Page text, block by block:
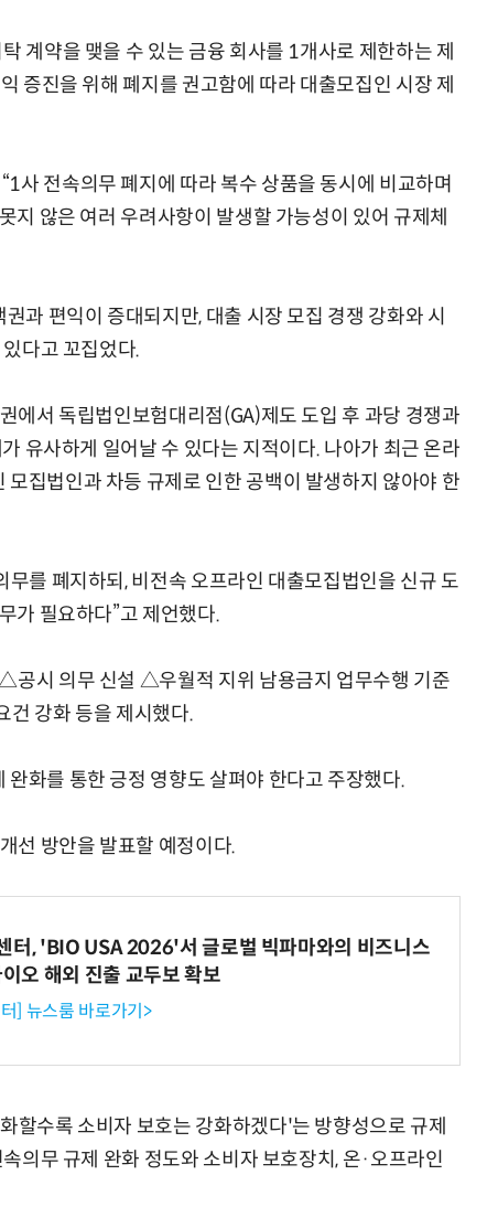
계약을 맺을 수 있는 금융 회사를 1개사로 제한하는 제
증진을 위해 폐지를 권고함에 따라 대출모집인 시장 제
사 전속의무 폐지에 따라 복수 상품을 동시에 비교하며
지 않은 여러 우려사항이 발생할 가능성이 있어 규제체
과 편익이 증대되지만, 대출 시장 모집 경쟁 강화와 시
다고 꼬집었다.
에서 독립법인보험대리점(GA)제도 도입 후 과당 경쟁과
유사하게 일어날 수 있다는 지적이다. 나아가 최근 온라
집법인과 차등 규제로 인한 공백이 발생하지 않아야 한
를 폐지하되, 비전속 오프라인 대출모집법인을 신규 도
가 필요하다”고 제언했다.
시 의무 신설 △우월적 지위 남용금지 업무수행 기준
강화 등을 제시했다.
화를 통한 긍정 영향도 살펴야 한다고 주장했다.
선 방안을 발표할 예정이다.
터, 'BIO USA 2026'서 글로벌 빅파마와의 비즈니스
오 해외 진출 교두보 확보
] 뉴스룸 바로가기>
할수록 소비자 보호는 강화하겠다'는 방향성으로 규제
의무 규제 완화 정도와 소비자 보호장치, 온·오프라인